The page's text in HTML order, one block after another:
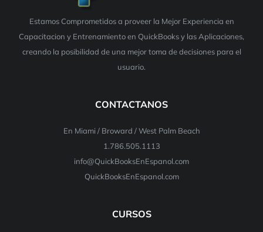
Estamos Comprometidos a proveer la Mejor Experiencia en
Capacitacion y Entrenamiento en QuickBooks y las Aplicaciones,
creando la posibilidad de una mejor toma de decisiones para el
usuario.
CONTACTANOS
En Miami / Broward / West Palm Beach
1.786.505.1113
info@QuickBooksEnEspanol.com
QuickBooksEnEspanol.com
CURSOS